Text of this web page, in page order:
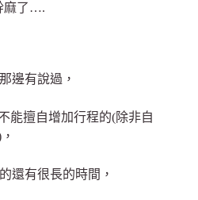
麻了….
那邊有說過，
能擅自增加行程的(除非自
還有很長的時間，